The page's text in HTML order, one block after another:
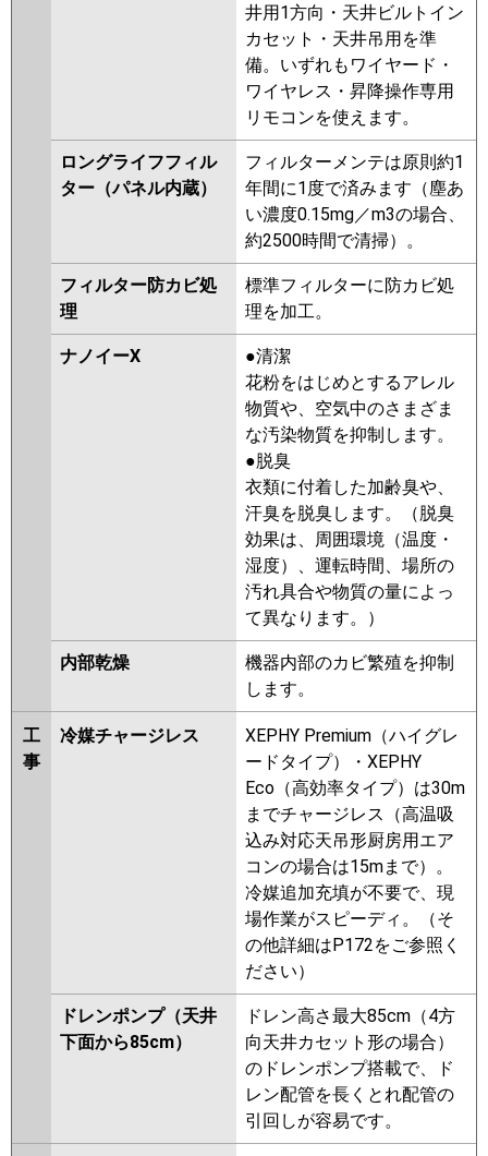
井用1方向・天井ビルトイン
カセット・天井吊用を準
備。いずれもワイヤード・
ワイヤレス・昇降操作専用
リモコンを使えます。
ロングライフフィル
ター（パネル内蔵）
フィルターメンテは原則約1
年間に1度で済みます（塵あ
い濃度0.15mg／m3の場合、
約2500時間で清掃）。
フィルター防カビ処
理
標準フィルターに防カビ処
理を加工。
ナノイーX
●清潔
花粉をはじめとするアレル
物質や、空気中のさまざま
な汚染物質を抑制します。
●脱臭
衣類に付着した加齢臭や、
汗臭を脱臭します。（脱臭
効果は、周囲環境（温度・
湿度）、運転時間、場所の
汚れ具合や物質の量によっ
て異なります。）
内部乾燥
機器内部のカビ繁殖を抑制
します。
工
事
冷媒チャージレス
XEPHY Premium（ハイグレ
ードタイプ）・XEPHY
Eco（高効率タイプ）は30m
までチャージレス（高温吸
込み対応天吊形厨房用エア
コンの場合は15mまで）。
冷媒追加充填が不要で、現
場作業がスピーディ。（そ
の他詳細はP172をご参照く
ださい）
ドレンポンプ（天井
下面から85cm）
ドレン高さ最大85cm（4方
向天井カセット形の場合）
のドレンポンプ搭載で、ド
レン配管を長くとれ配管の
引回しが容易です。